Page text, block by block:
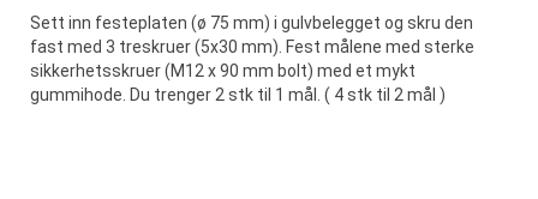
Sett inn festeplaten (ø 75 mm) i gulvbelegget og skru den
fast med 3 treskruer (5x30 mm). Fest målene med sterke
sikkerhetsskruer (M12 x 90 mm bolt) med et mykt
gummihode. Du trenger 2 stk til 1 mål. ( 4 stk til 2 mål )